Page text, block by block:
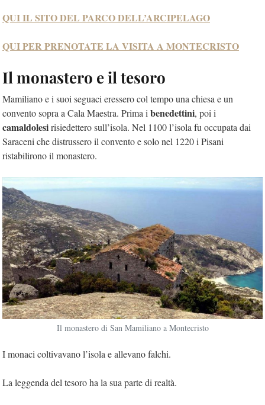
QUI IL SITO DEL PARCO DELL’ARCIPELAGO
QUI PER PRENOTATE LA VISITA A MONTECRISTO
Il monastero e il tesoro
Mamiliano e i suoi seguaci eressero col tempo una chiesa e un
convento sopra a Cala Maestra. Prima ibenedettini, poi i
camaldolesirisiedettero sull’isola. Nel 1100 l’isola fu occupata dai
Saraceni che distrussero il convento e solo nel 1220 i Pisani
ristabilirono il monastero.
Il monastero di San Mamiliano a Montecristo
I monaci coltivavano l’isola e allevano falchi.
La leggenda del tesoro ha la sua parte di realtà.